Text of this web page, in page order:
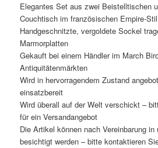
Elegantes Set aus zwei Beistelltischen
Couchtisch im französischen Empire-Stil
Handgeschnitzte, vergoldete Sockel
Marmorplatten
Gekauft bei einem Händler im March
Antiquitätenmärkten
Wird in hervorragendem Zustand
einsatzbereit
Wird überall auf der Welt verschickt –
für ein Versandangebot
Die Artikel können nach Vereinbarung in
besichtigt werden – bitte kontaktieren